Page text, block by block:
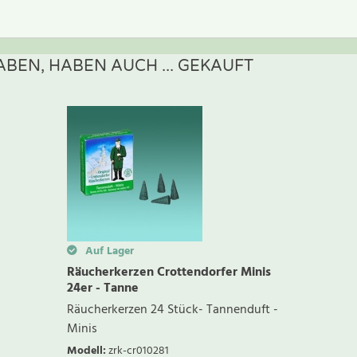
schreiben
HABEN AUCH ... GEKAUFT
Auf Lager
Räucherkerzen Crottendorfer Minis
24er - Tanne
Räucherkerzen 24 Stück- Tannenduft -
Minis
Modell:zrk-cr010281